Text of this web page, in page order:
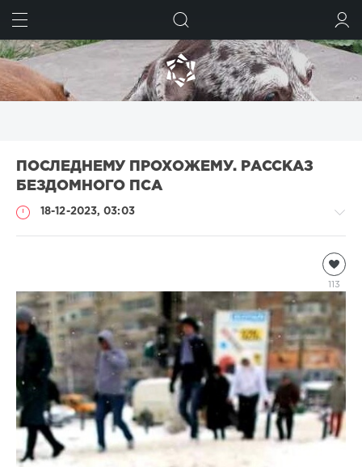
ПОСЛЕДНЕМУ ПРОХОЖЕМУ. РАССКАЗ
БЕЗДОМНОГО ПСА
18-12-2023, 03:03
1
247
2
113